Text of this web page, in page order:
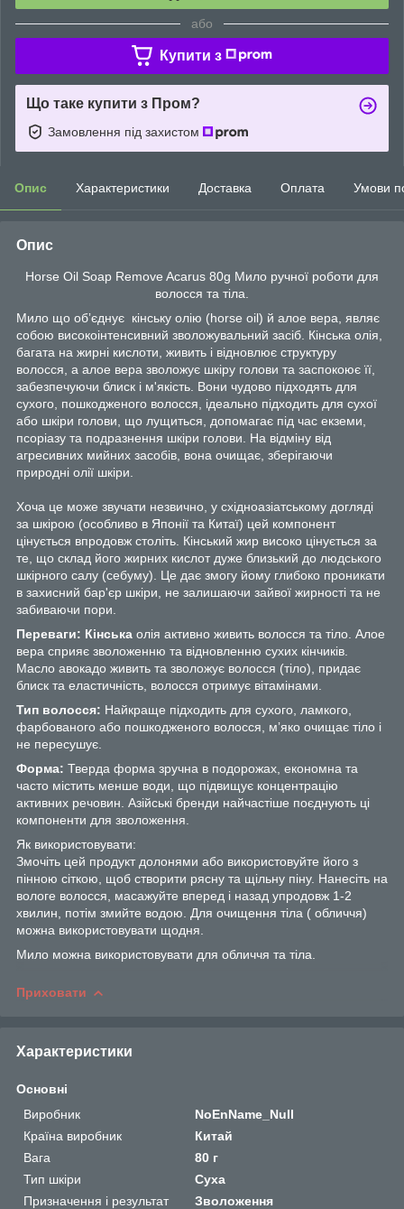
або
Купити з
Що таке купити з Пром?
Замовлення під захистом
Опис Характеристики Доставка Оплата Умови
Опис
Horse Oil Soap Remove Acarus 80g Мило ручної роботи для
волосся та тіла.
Мило що обʼєднує кінську олію (horse oil) й алое вера, являє
собою високоінтенсивний зволожувальний засіб. Кінська олія,
багата на жирні кислоти, живить і відновлює структуру
волосся, а алое вера зволожує шкіру голови та заспокоює її,
забезпечуючи блиск і м'якість. Вони чудово підходять для
сухого, пошкодженого волосся, ідеально підходить для сухої
або шкіри голови, що лущиться, допомагає під час екземи,
псоріазу та подразнення шкіри голови. На відміну від
агресивних мийних засобів, вона очищає, зберігаючи
природні олії шкіри.
Хоча це може звучати незвично, у східноазіатському догляді
за шкірою (особливо в Японії та Китаї) цей компонент
цінується впродовж століть. Кінський жир високо цінується за
те, що склад його жирних кислот дуже близький до людського
шкірного салу (себуму). Це дає змогу йому глибоко проникати
в захисний бар'єр шкіри, не залишаючи зайвої жирності та не
забиваючи пори.
Переваги: Кінська олія активно живить волосся та тіло. Алое
вера сприяє зволоженню та відновленню сухих кінчиків.
Масло авокадо живить та зволожує волосся (тіло), придає
блиск та еластичність, волосся отримує вітамінами.
Тип волосся: Найкраще підходить для сухого, ламкого,
фарбованого або пошкодженого волосся, мʼяко очищає тіло і
не пересушує.
Форма: Тверда форма зручна в подорожах, економна та
часто містить менше води, що підвищує концентрацію
активних речовин. Азійські бренди найчастіше поєднують ці
компоненти для зволоження.
Як використовувати:
Змочіть цей продукт долонями або використовуйте його з
пінною сіткою, щоб створити рясну та щільну піну. Нанесіть на
вологе волосся, масажуйте вперед і назад упродовж 1-2
хвилин, потім змийте водою. Для очищення тіла ( обличчя)
можна використовувати щодня.
Мило можна використовувати для обличчя та тіла.
Приховати
Характеристики
Основні
Виробник
NoEnName_Null
Країна виробник
Китай
Вага
80 г
Тип шкіри
Суха
Призначення і результат
Зволоження